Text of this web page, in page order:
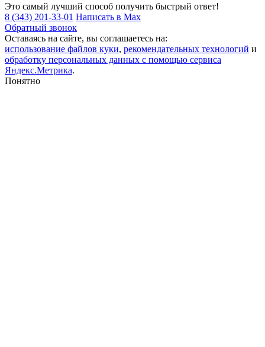
Это самый лучший способ получить быстрый ответ!
8 (343) 201-33-01 Написать в Max
Обратный звонок
Оставаясь на сайте, вы соглашаетесь на:
использование файлов куки, рекомендательных технологий и
обработку персональных данных с помощью сервиса
Яндекс.Метрика.
Понятно